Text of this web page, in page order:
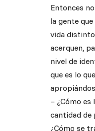
Entonces
la gente
vida distinto
acerquen,
nivel de
que es lo
– ¿Cómo es
cantidad de
¿Cómo se